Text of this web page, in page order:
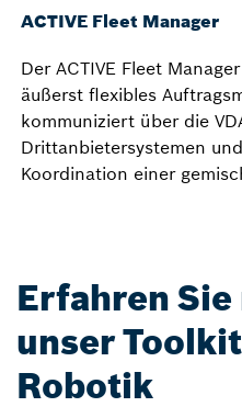
ACTIVE Fleet Manager
Der ACTIVE Fleet
äußerst flexibles
kommuniziert über die
Drittanbietersystemen
Koordination einer
Erfahren
unser
Robotik